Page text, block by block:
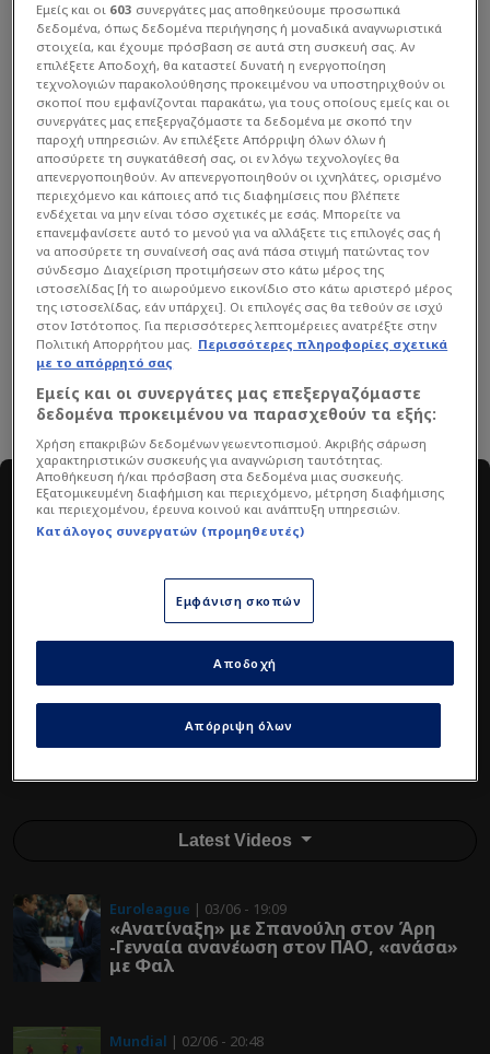
Μόρας HOT DOG Γυναίκες WAGs
#AllSportsVideo
Latest Videos
Euroleague | 03/06 - 19:09
«Ανατίναξη» με Σπανούλη στον Άρη
-Γενναία ανανέωση στον ΠΑΟ, «ανάσα»
με Φαλ
Mundial | 02/06 - 20:48
Εμείς και οι 603 συνεργάτες μας αποθηκεύουμε προσωπικά
δεδομένα, όπως δεδομένα περιήγησης ή μοναδικά αναγνωριστικά
στοιχεία, και έχουμε πρόσβαση σε αυτά στη συσκευή σας. Αν
επιλέξετε Αποδοχή, θα καταστεί δυνατή η ενεργοποίηση
τεχνολογιών παρακολούθησης προκειμένου να υποστηριχθούν οι
σκοποί που εμφανίζονται παρακάτω, για τους οποίους εμείς και οι
συνεργάτες μας επεξεργαζόμαστε τα δεδομένα με σκοπό την
παροχή υπηρεσιών. Αν επιλέξετε Απόρριψη όλων όλων ή
αποσύρετε τη συγκατάθεσή σας, οι εν λόγω τεχνολογίες θα
απενεργοποιηθούν. Αν απενεργοποιηθούν οι ιχνηλάτες, ορισμένο
περιεχόμενο και κάποιες από τις διαφημίσεις που βλέπετε
ενδέχεται να μην είναι τόσο σχετικές με εσάς. Μπορείτε να
επανεμφανίσετε αυτό το μενού για να αλλάξετε τις επιλογές σας ή
να αποσύρετε τη συναίνεσή σας ανά πάσα στιγμή πατώντας τον
σύνδεσμο Διαχείριση προτιμήσεων στο κάτω μέρος της
ιστοσελίδας [ή το αιωρούμενο εικονίδιο στο κάτω αριστερό μέρος
της ιστοσελίδας, εάν υπάρχει]. Οι επιλογές σας θα τεθούν σε ισχύ
στον Ιστότοπος. Για περισσότερες λεπτομέρειες ανατρέξτε στην
Πολιτική Απορρήτου μας. Περισσότερες πληροφορίες σχετικά
με το απόρρητό σας
Εμείς και οι συνεργάτες μας επεξεργαζόμαστε
δεδομένα προκειμένου να παρασχεθούν τα εξής:
Χρήση επακριβών δεδομένων γεωεντοπισμού. Ακριβής σάρωση
χαρακτηριστικών συσκευής για αναγνώριση ταυτότητας.
Αποθήκευση ή/και πρόσβαση στα δεδομένα μιας συσκευής.
Εξατομικευμένη διαφήμιση και περιεχόμενο, μέτρηση διαφήμισης
και περιεχομένου, έρευνα κοινού και ανάπτυξη υπηρεσιών.
Κατάλογος συνεργατών (προμηθευτές)
Εμφάνιση σκοπών
Απόρριψη όλων
Αποδοχή